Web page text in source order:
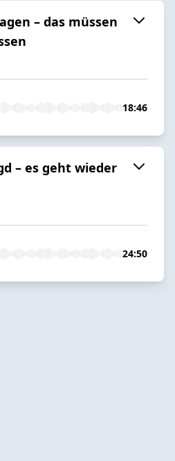
– das müssen
18:46
– es geht wieder
24:50